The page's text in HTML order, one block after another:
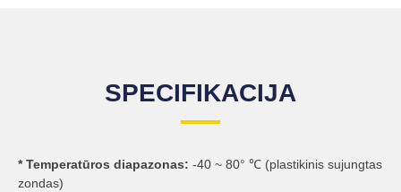
SPECIFIKACIJA
* Temperatūros diapazonas: -40 ~ 80° ℃ (plastikinis sujungtas
zondas)